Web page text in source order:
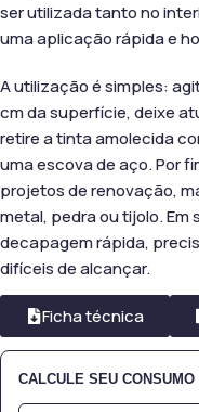
ser utilizada tanto no
uma aplicação rápida e
A utilização é simples:
cm da superfície, deixe
retire a tinta amolecida
uma escova de aço. Por
projetos de renovação,
metal, pedra ou tijolo. Em
decapagem rápida,
difíceis de alcançar.
Ficha técnica
CALCULE SEU CONSUMO